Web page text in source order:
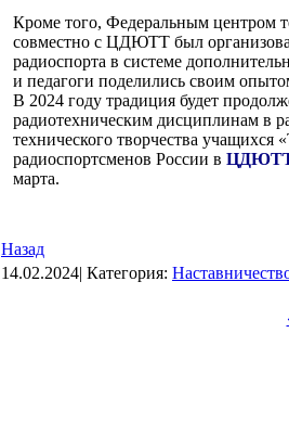
Кроме того, Федеральным
совместно с ЦДЮТТ был
радиоспорта в системе
и педагоги поделились своим
В 2024 году традиция будет
радиотехническим дисциплинам в
технического творчества
радиоспортсменов России в ЦДЮТТ
марта.
Назад
14.02.2024| Категория: